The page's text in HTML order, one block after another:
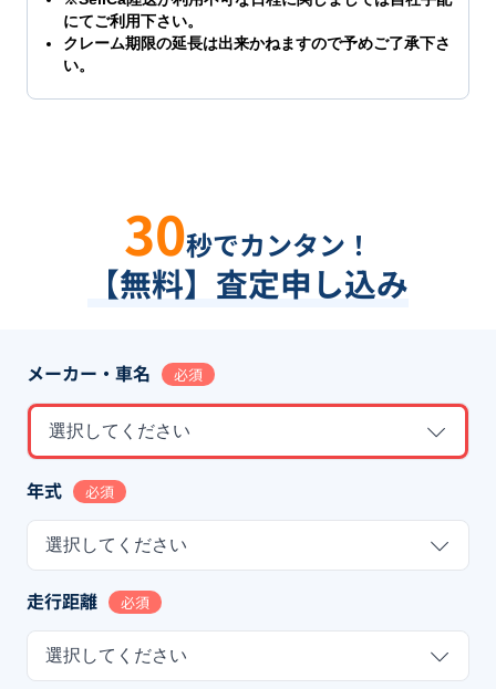
にてご利用下さい。
クレーム期限の延長は出来かねますので予めご了承下さ
い。
30秒でカンタン！
【無料】査定申し込み
メーカー・車名 必須
選択してください
年式 必須
選択してください
走行距離 必須
選択してください